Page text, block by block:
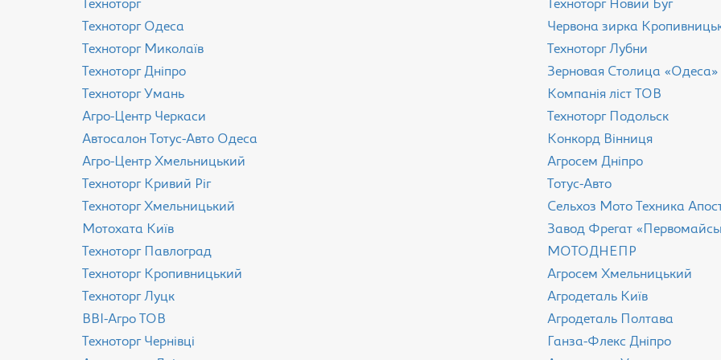
Техноторг
Техноторг Одеса
Техноторг Миколаїв
Техноторг Дніпро
Техноторг Умань
Агро-Центр Черкаси
Aвтосалон Тотус-Авто Одеса
Агро-Центр Хмельницький
Техноторг Кривий Ріг
Техноторг Хмельницький
Мотохата Київ
Техноторг Павлоград
Техноторг Кропивницький
Техноторг Луцк
ВВІ-Агро ТОВ
Техноторг Чернівці
Техноторг Новий Буг
Червона зирка
Техноторг Лубни
Зерновая Столица «Одеса»
Компанія ліст ТОВ
Техноторг Подольск
Конкорд Вінниця
Агросем Дніпро
Тотус-Авто
Сельхоз Мото Техника
Завод Фрегат
МОТОДНЕПР
Агросем Хмельницький
Агродеталь Київ
Агродеталь Полтава
Ганза-Флекс Дніпро